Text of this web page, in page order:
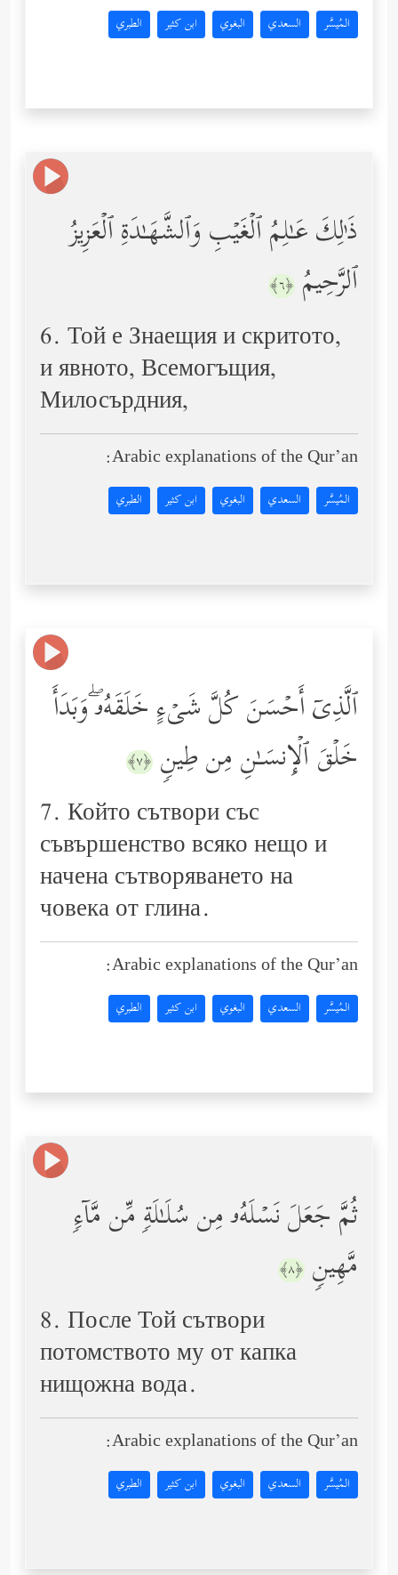
المُيسَّر السعدي البغوي ابن كثير الطبري
ذَ ٰ⁠لِكَ عَـٰلِمُ ٱلۡغَیۡبِ وَٱلشَّهَـٰدَةِ ٱلۡعَزِیزُ
ٱلرَّحِیمُ ﴿٦﴾
6. Той е Знаещия и скритото,
и явното, Всемогъщия,
Милосърдния,
Arabic explanations of the Qur’an:
المُيسَّر السعدي البغوي ابن كثير الطبري
ٱلَّذِیۤ أَحۡسَنَ كُلَّ شَیۡءٍ خَلَقَهُۥۖ وَبَدَأَ
خَلۡقَ ٱلۡإِنسَـٰنِ مِن طِینࣲ ﴿٧﴾
7. Който сътвори със
съвършенство всяко нещо и
начена сътворяването на
човека от глина.
Arabic explanations of the Qur’an:
المُيسَّر السعدي البغوي ابن كثير الطبري
ثُمَّ جَعَلَ نَسۡلَهُۥ مِن سُلَـٰلَةࣲ مِّن مَّاۤءࣲ
مَّهِینࣲ ﴿٨﴾
8. После Той сътвори
потомството му от капка
нищожна вода.
Arabic explanations of the Qur’an:
المُيسَّر السعدي البغوي ابن كثير الطبري